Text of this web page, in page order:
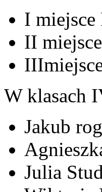
I
II
W klasach
Jakub
Julia